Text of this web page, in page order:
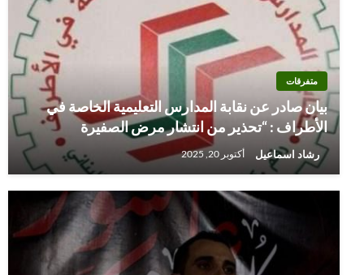
متفرقات
بيان صادر عن نقابة المدارس التعليمية الخاصة في
الأطراف : “تحذير من انتشار مرض الصفيرة
رشاد اسماعيل أكتوبر 20, 2025